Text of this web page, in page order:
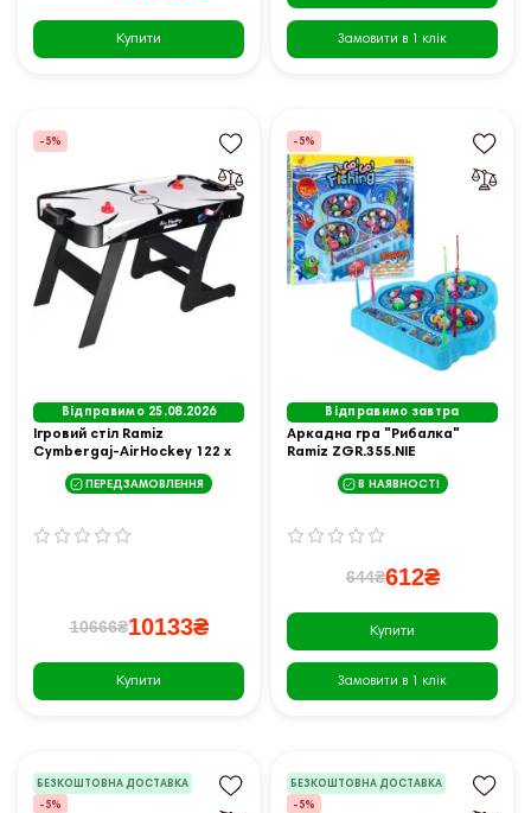
Купити Замовити в 1 клік
-5%
Відправимо 25.08.2026
Ігровий стіл Ramiz
Cymbergaj-AirHockey 122 x
ПЕРЕДЗАМОВЛЕННЯ
10666₴10133₴
Купити
-5%
Відправимо завтра
Аркадна гра "Рибалка"
Ramiz ZGR.355.NIE
В НАЯВНОСТІ
644₴612₴
Купити
Замовити в 1 клік
БЕЗКОШТОВНА ДОСТАВКА
-5%
БЕЗКОШТОВНА ДОСТАВКА
-5%